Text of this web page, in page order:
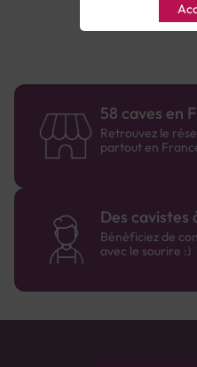
58 caves en
Retrouvez le
partout en
Des cavistes
Bénéficiez de
avec le sourire :)